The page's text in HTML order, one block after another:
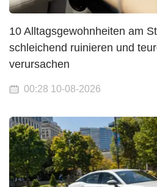
10 Alltagsgewohnheiten am
schleichend ruinieren und
verursachen
00:28 10-08-2026